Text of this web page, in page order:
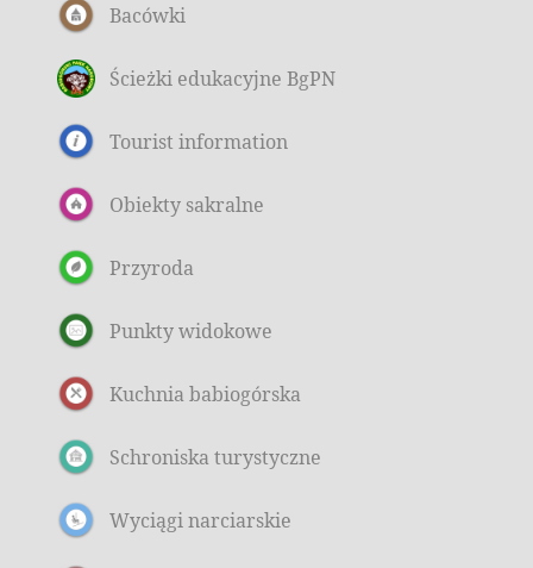
Bacówki
Ścieżki edukacyjne BgPN
Tourist information
Obiekty sakralne
Przyroda
Punkty widokowe
Kuchnia babiogórska
Schroniska turystyczne
Wyciągi narciarskie